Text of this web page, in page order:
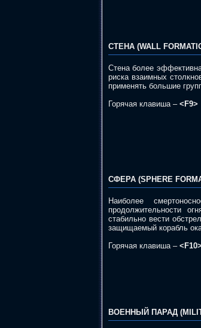
СТЕНА (WALL
Стена более
риска взаимных
применять большие
Горячая клавиша – <F9>
СФЕРА (SPHERE
Наиболее
продолжительности
стабильно вести
защищаемый корабль
Горячая клавиша – <F10>
ВОЕННЫЙ ПАРАД